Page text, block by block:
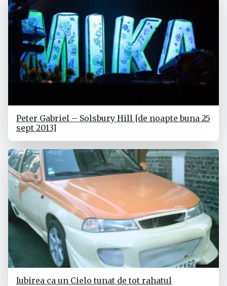
Peter Gabriel – Solsbury Hill [de noapte buna 25
sept 2013]
Iubirea ca un Cielo tunat de tot rahatul